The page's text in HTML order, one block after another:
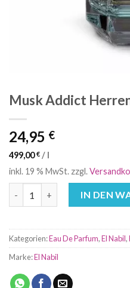
Musk Addict
24,95 €
499,00€ / l
inkl. 19 % MwSt. zzgl.
IN DEN
Kategorien:Eau De Parfum,El Nabil,
Marke:El Nabil